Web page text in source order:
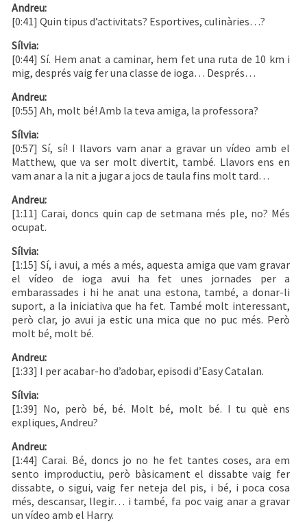
Andreu:
[0:41] Quin tipus d’activitats? Esportives, culinàries…?
Sílvia:
[0:44] Sí. Hem anat a caminar, hem fet una ruta de 10 km i
mig, després vaig fer una classe de ioga… Després…
Andreu:
[0:55] Ah, molt bé! Amb la teva amiga, la professora?
Sílvia:
[0:57] Sí, sí! I llavors vam anar a gravar un vídeo amb el
Matthew, que va ser molt divertit, també. Llavors ens en
vam anar a la nit a jugar a jocs de taula fins molt tard…
Andreu:
[1:11] Carai, doncs quin cap de setmana més ple, no? Més
ocupat.
Sílvia:
[1:15] Sí, i avui, a més a més, aquesta amiga que vam gravar
el vídeo de ioga avui ha fet unes jornades per a
embarassades i hi he anat una estona, també, a donar-li
suport, a la iniciativa que ha fet. També molt interessant,
però clar, jo avui ja estic una mica que no puc més. Però
molt bé, molt bé.
Andreu:
[1:33] I per acabar-ho d’adobar, episodi d’Easy Catalan.
Sílvia:
[1:39] No, però bé, bé. Molt bé, molt bé. I tu què ens
expliques, Andreu?
Andreu:
[1:44] Carai. Bé, doncs jo no he fet tantes coses, ara em
sento improductiu, però bàsicament el dissabte vaig fer
dissabte, o sigui, vaig fer neteja del pis, i bé, i poca cosa
més, descansar, llegir… i també, fa poc vaig anar a gravar
un vídeo amb el Harry.